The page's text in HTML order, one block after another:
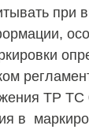
при
ТР
в